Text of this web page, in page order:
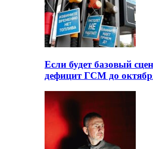
Если будет базовый
дефицит ГСМ до